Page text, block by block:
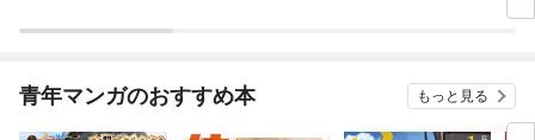
青年マンガのおすすめ本 もっと見る